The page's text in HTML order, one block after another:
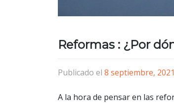
Reformas : ¿Por
Publicado el 8 septiembre, 2021
A la hora de pensar en las